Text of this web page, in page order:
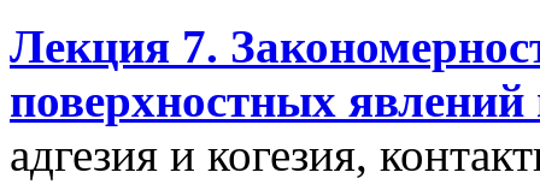
Лекция 7.
поверхностных
адгезия и когезия,